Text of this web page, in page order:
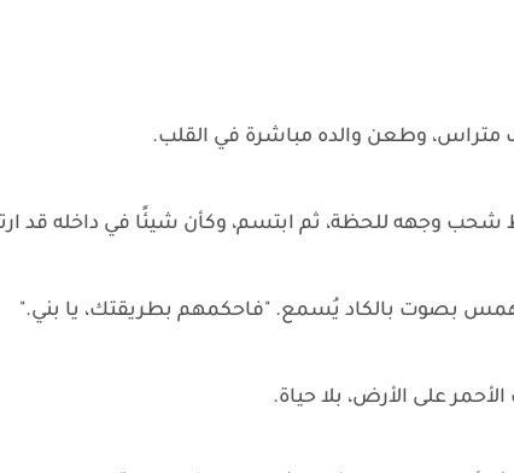
متراس، وطعن والده مباشرة في القلب.
وجهه للحظة، ثم ابتسم، وكأن شيئًا في داخله قد
بصوت بالكاد يُسمع. "فاحكمهم بطريقتك، يا بني."
على الأرض، بلا حياة.